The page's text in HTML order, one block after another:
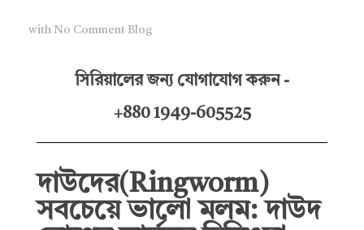
with No Comment Blog
সিরিয়ালের জন্য যোগাযোগ করুন -
+880 1949-605525
দাউদের(Ringworm)
সবচেয়ে ভালো মলম: দাউদ